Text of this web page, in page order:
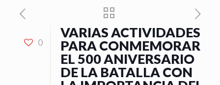
0
VARIAS ACTIVIDADES
PARA CONMEMORAR
EL 500 ANIVERSARIO
DE LA BATALLA CON